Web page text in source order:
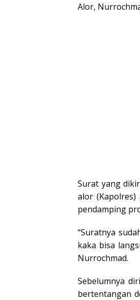
Alor,
Surat yang
alor
pendamping
“Suratnya
kaka bisa
Nurrochmad.
Sebelumnya
bertentangan